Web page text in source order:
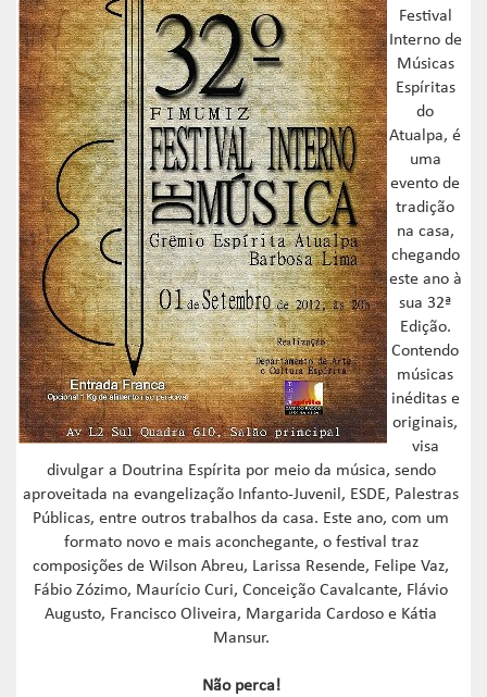
Festival
Interno de
Músicas
Espíritas
do
Atualpa, é
uma
evento de
tradição
na casa,
chegando
este ano à
sua 32ª
Edição.
Contendo
músicas
inéditas e
originais,
visa
divulgar a Doutrina Espírita por meio da música, sendo
aproveitada na evangelização Infanto-Juvenil, ESDE, Palestras
Públicas, entre outros trabalhos da casa. Este ano, com um
formato novo e mais aconchegante, o festival traz
composições de Wilson Abreu, Larissa Resende, Felipe Vaz,
Fábio Zózimo, Maurício Curi, Conceição Cavalcante, Flávio
Augusto, Francisco Oliveira, Margarida Cardoso e Kátia
Mansur.
Não perca!